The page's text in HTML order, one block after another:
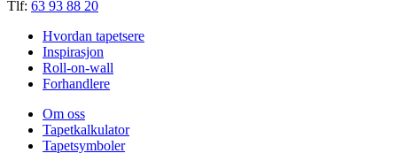
Tlf: 63 93 88 20
Hvordan tapetsere
Inspirasjon
Roll-on-wall
Forhandlere
Om oss
Tapetkalkulator
Tapetsymboler